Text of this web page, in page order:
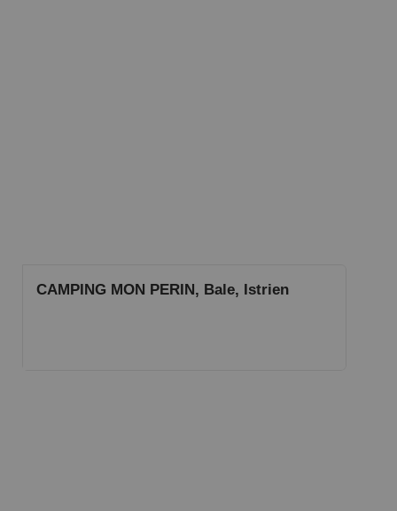
CAMPING MON PERIN, Bale, Istrien